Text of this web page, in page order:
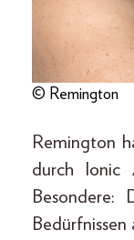
© Remington
Remington
durch Ionic
Bedürfnissen